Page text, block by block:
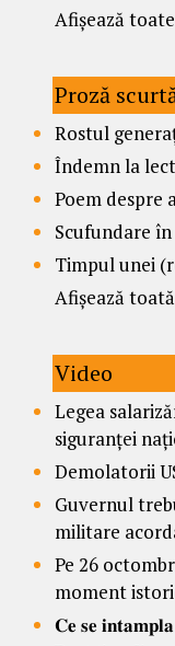
Afișează
Proză
Rostul
Îndemn la
Poem despre
Scufundare
Timpul unei
Afișează
Video
Legea
siguranței
Demolatorii
Guvernul
militare
Pe 26
moment
𝐂𝐞 𝐬𝐞 𝐢𝐧𝐭𝐚𝐦𝐩𝐥𝐚